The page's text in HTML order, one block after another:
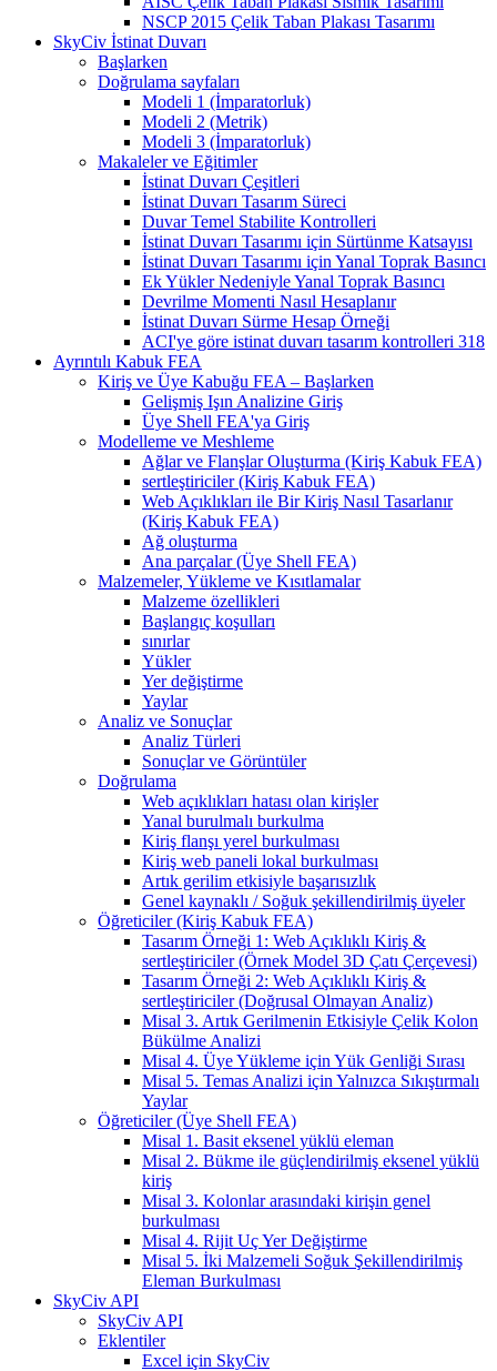
NSCP 2015 Çelik Taban Plakası Tasarımı
SkyCiv İstinat Duvarı
Başlarken
Doğrulama sayfaları
Modeli 1 (İmparatorluk)
Modeli 2 (Metrik)
Modeli 3 (İmparatorluk)
Makaleler ve Eğitimler
İstinat Duvarı Çeşitleri
İstinat Duvarı Tasarım Süreci
Duvar Temel Stabilite Kontrolleri
İstinat Duvarı Tasarımı için Sürtünme Katsayısı
İstinat Duvarı Tasarımı için Yanal Toprak Basıncı
Ek Yükler Nedeniyle Yanal Toprak Basıncı
Devrilme Momenti Nasıl Hesaplanır
İstinat Duvarı Sürme Hesap Örneği
ACI'ye göre istinat duvarı tasarım kontrolleri 318
Ayrıntılı Kabuk FEA
Kiriş ve Üye Kabuğu FEA – Başlarken
Gelişmiş Işın Analizine Giriş
Üye Shell FEA'ya Giriş
Modelleme ve Meshleme
Ağlar ve Flanşlar Oluşturma (Kiriş Kabuk FEA)
sertleştiriciler (Kiriş Kabuk FEA)
Web Açıklıkları ile Bir Kiriş Nasıl Tasarlanır
(Kiriş Kabuk FEA)
Ağ oluşturma
Ana parçalar (Üye Shell FEA)
Malzemeler, Yükleme ve Kısıtlamalar
Malzeme özellikleri
Başlangıç ​​koşulları
sınırlar
Yükler
Yer değiştirme
Yaylar
Analiz ve Sonuçlar
Analiz Türleri
Sonuçlar ve Görüntüler
Doğrulama
Web açıklıkları hatası olan kirişler
Yanal burulmalı burkulma
Kiriş flanşı yerel burkulması
Kiriş web paneli lokal burkulması
Artık gerilim etkisiyle başarısızlık
Genel kaynaklı / Soğuk şekillendirilmiş üyeler
Öğreticiler (Kiriş Kabuk FEA)
Tasarım Örneği 1: Web Açıklıklı Kiriş &
sertleştiriciler (Örnek Model 3D Çatı Çerçevesi)
Tasarım Örneği 2: Web Açıklıklı Kiriş &
sertleştiriciler (Doğrusal Olmayan Analiz)
Misal 3. Artık Gerilmenin Etkisiyle Çelik Kolon
Bükülme Analizi
Misal 4. Üye Yükleme için Yük Genliği Sırası
Misal 5. Temas Analizi için Yalnızca Sıkıştırmalı
Yaylar
Öğreticiler (Üye Shell FEA)
Misal 1. Basit eksenel yüklü eleman
Misal 2. Bükme ile güçlendirilmiş eksenel yüklü
kiriş
Misal 3. Kolonlar arasındaki kirişin genel
burkulması
Misal 4. Rijit Uç Yer Değiştirme
Misal 5. İki Malzemeli Soğuk Şekillendirilmiş
Eleman Burkulması
SkyCiv API
SkyCiv API
Eklentiler
Excel için SkyCiv